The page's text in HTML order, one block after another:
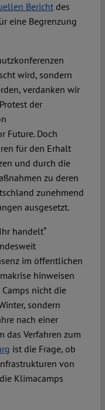
Berichtdes
eine Begrenzung
wird, sondern
verdanken wir
der
Future. Doch
für den Erhalt
und durch die
zu deren
zunehmend
ausgesetzt.
handelt“
im öffentlichen
hinweisen
nicht die
sondern
nach einer
das Verfahren zum
ist die Frage, ob
von
Klimacamps